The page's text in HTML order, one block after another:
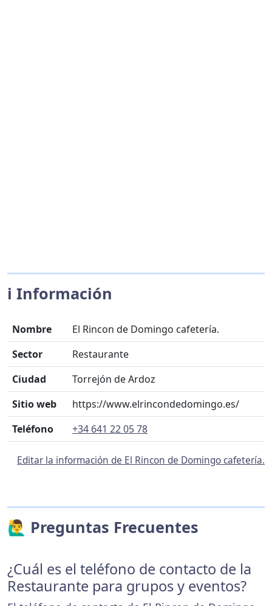
ℹ️ Información
Nombre
El Rincon de Domingo cafetería.
Sector
Restaurante
Ciudad
Torrejón de Ardoz
Sitio web
https://www.elrincondedomingo.es/
Teléfono
+34 641 22 05 78
Editar la información de El Rincon de Domingo cafetería.
🙋‍♂️ Preguntas Frecuentes
¿Cuál es el teléfono de contacto de la
Restaurante para grupos y eventos?